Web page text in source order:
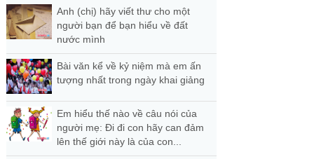
Anh (chị) hãy viết thư cho một
người bạn để bạn hiểu về đất
nước mình
Bài văn kể về kỷ niệm mà em ấn
tượng nhất trong ngày khai giảng
Em hiểu thế nào về câu nói của
người mẹ: Đi đi con hãy can đảm
lên thế giới này là của con...